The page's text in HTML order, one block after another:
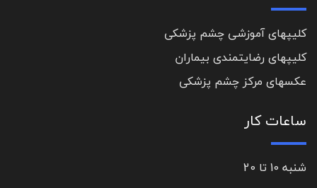
کلیپهای آموزشی چشم پزشکی
کلیپهای رضایتمندی بیماران
عکسهای مرکز چشم پزشکی
ساعات کار
شنبه 10 تا 20